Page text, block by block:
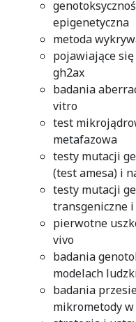
epigenetyczna
metoda
pojawiające
gh2ax
badania
vitro
test
metafazowa
testy mutacji
(test amesa) i
testy mutacji
transgeniczne
pierwotne
vivo
badania
modelach
badania
mikrometody